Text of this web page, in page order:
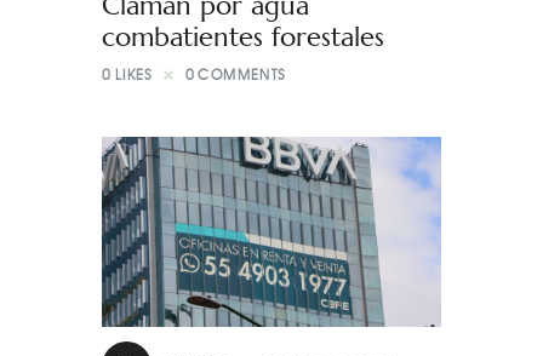
combatientes forestales
0 LIKES 0 COMMENTS